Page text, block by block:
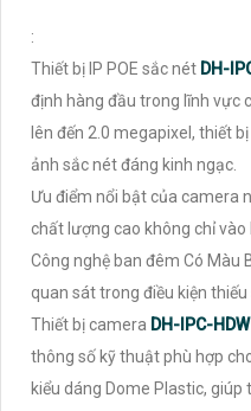
:
Thiết bị IP POE sắc nét DH-
định hàng đầu trong lĩnh vực
lên đến 2.0 megapixel, thiết
ảnh sắc nét đáng kinh ngạc.
Ưu điểm nổi bật của camera
chất lượng cao không chỉ vào
Công nghệ ban đêm Có Màu
quan sát trong điều kiện thiếu
Thiết bị camera DH-IPC-
thông số kỹ thuật phù hợp
kiểu dáng Dome Plastic,